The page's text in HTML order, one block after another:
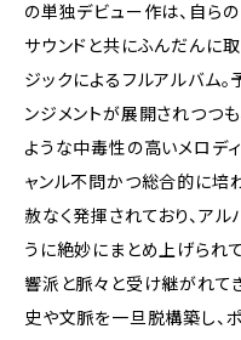
の単独デビュー作は、自ら
サウンドと共にふんだんに
ジックによるフルアルバム
ンジメントが展開されつつ
ような中毒性の高いメロデ
ャンル不問かつ総合的に培
赦なく発揮されており、ア
うに絶妙にまとめ上げられ
響派と脈々と受け継がれて
史や文脈を一旦脱構築し、